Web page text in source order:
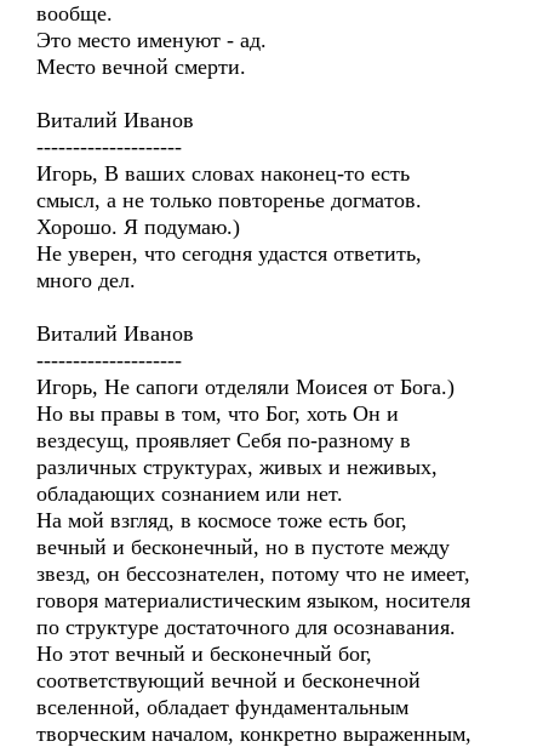
вообще.
Это место именуют - ад.
Место вечной смерти.
Виталий Иванов
--------------------
Игорь, В ваших словах наконец-то есть
смысл, а не только повторенье догматов.
Хорошо. Я подумаю.)
Не уверен, что сегодня удастся ответить,
много дел.
Виталий Иванов
--------------------
Игорь, Не сапоги отделяли Моисея от Бога.)
Но вы правы в том, что Бог, хоть Он и
вездесущ, проявляет Себя по-разному в
различных структурах, живых и неживых,
обладающих сознанием или нет.
На мой взгляд, в космосе тоже есть бог,
вечный и бесконечный, но в пустоте между
звезд, он бессознателен, потому что не имеет,
говоря материалистическим языком, носителя
по структуре достаточного для осознавания.
Но этот вечный и бесконечный бог,
соответствующий вечной и бесконечной
вселенной, обладает фундаментальным
творческим началом, конкретно выраженным,